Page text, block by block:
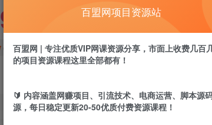
9.9
年卡会员免费 永久会员免费
您当前未登录！建议登陆
百盟网项目资源站
百盟网 | 专注优质VIP网课资源分享，市面上收费几百
的项目资源课程这里全部都有！
🔰 内容涵盖网赚项目、引流技术、电商运营、脚本源
源，每日稳定更新20-50优质付费资源课程！